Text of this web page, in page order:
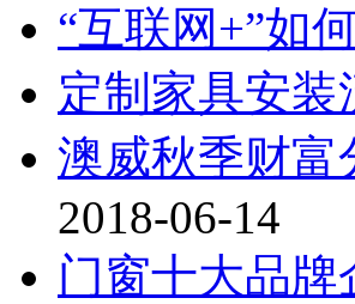
“互联网+”如
定制家具安
澳威秋季财富
2018-06-14
门窗十大品